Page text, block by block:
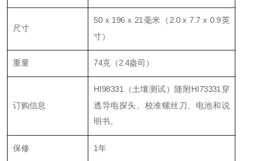
尺寸
50 x 196 x 21毫米（2.0 x 7.7 x 0.9英
寸）
重量 74克（2.4盎司）
订购信息
HI98331（土壤测试）随附HI73331穿
透导电探头、校准螺丝刀、电池和说
明书。
保修 1年